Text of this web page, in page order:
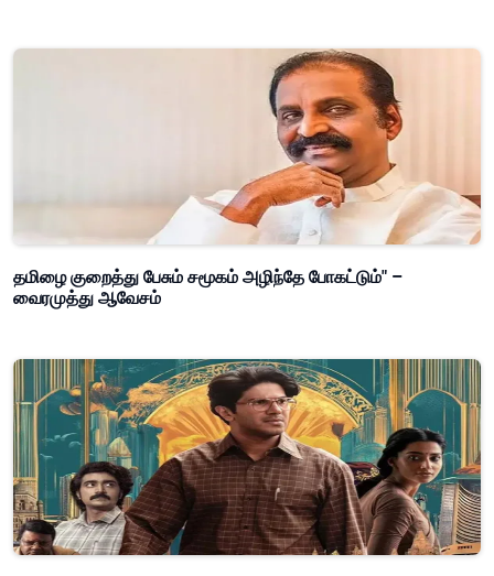
தமிழை குறைத்து பேசும் சமூகம் அழிந்தே போகட்டும்" –
வைரமுத்து ஆவேசம்